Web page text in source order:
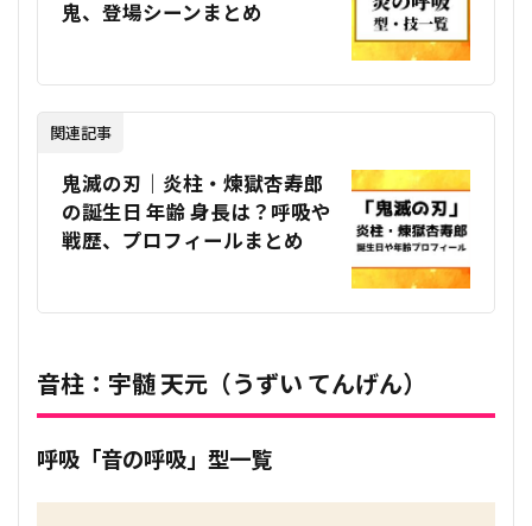
鬼、登場シーンまとめ
関連記事
鬼滅の刃｜炎柱・煉獄杏寿郎
の誕生日 年齢 身長は？呼吸や
戦歴、プロフィールまとめ
音柱：宇髄 天元（うずい てんげん）
呼吸「音の呼吸」型一覧